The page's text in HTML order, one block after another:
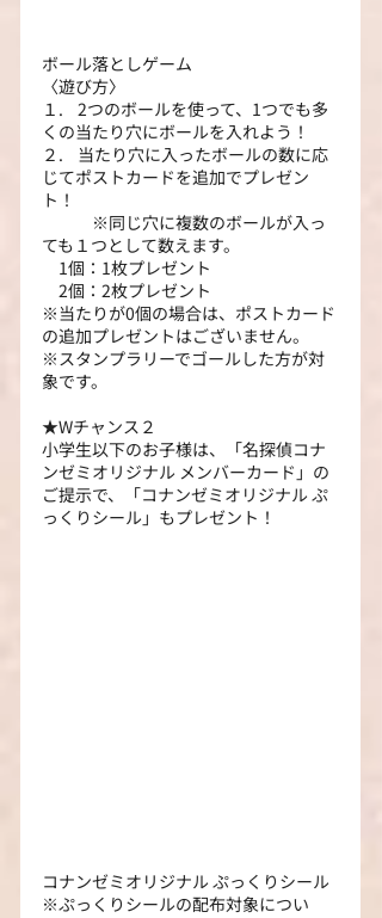
ボール落としゲーム
〈遊び方〉
１.    2つのボールを使って、1つでも多
くの当たり穴にボールを入れよう！
２.    当たり穴に入ったボールの数に応
じてポストカードを追加でプレゼン
ト！
※同じ穴に複数のボールが入っ
ても１つとして数えます。
1個：1枚プレゼント
2個：2枚プレゼント
※当たりが0個の場合は、ポストカード
の追加プレゼントはございません。
※スタンプラリーでゴールした方が対
象です。
★Wチャンス２
小学生以下のお子様は、「名探偵コナ
ンゼミオリジナル メンバーカード」の
ご提示で、「コナンゼミオリジナル ぷ
っくりシール」もプレゼント！
コナンゼミオリジナル ぷっくりシール
※ぷっくりシールの配布対象につい